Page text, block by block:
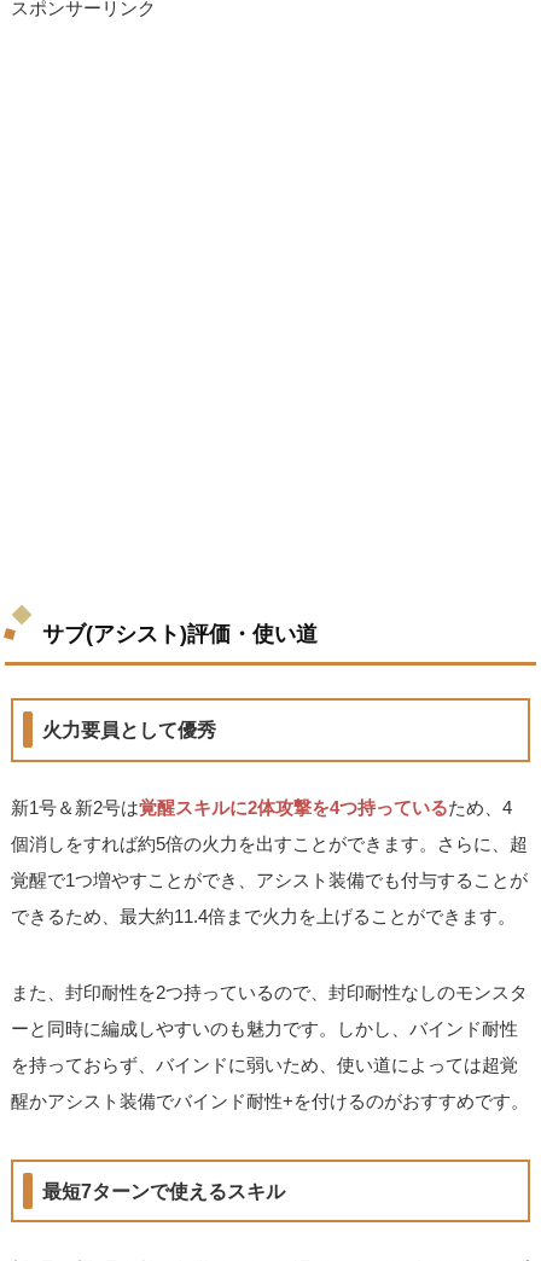
スポンサーリンク
サブ(アシスト)評価・使い道
火力要員として優秀
新1号＆新2号は覚醒スキルに2体攻撃を4つ持っているため、4
個消しをすれば約5倍の火力を出すことができます。さらに、超
覚醒で1つ増やすことができ、アシスト装備でも付与することが
できるため、最大約11.4倍まで火力を上げることができます。
また、封印耐性を2つ持っているので、封印耐性なしのモンスタ
ーと同時に編成しやすいのも魅力です。しかし、バインド耐性
を持っておらず、バインドに弱いため、使い道によっては超覚
醒かアシスト装備でバインド耐性+を付けるのがおすすめです。
最短7ターンで使えるスキル